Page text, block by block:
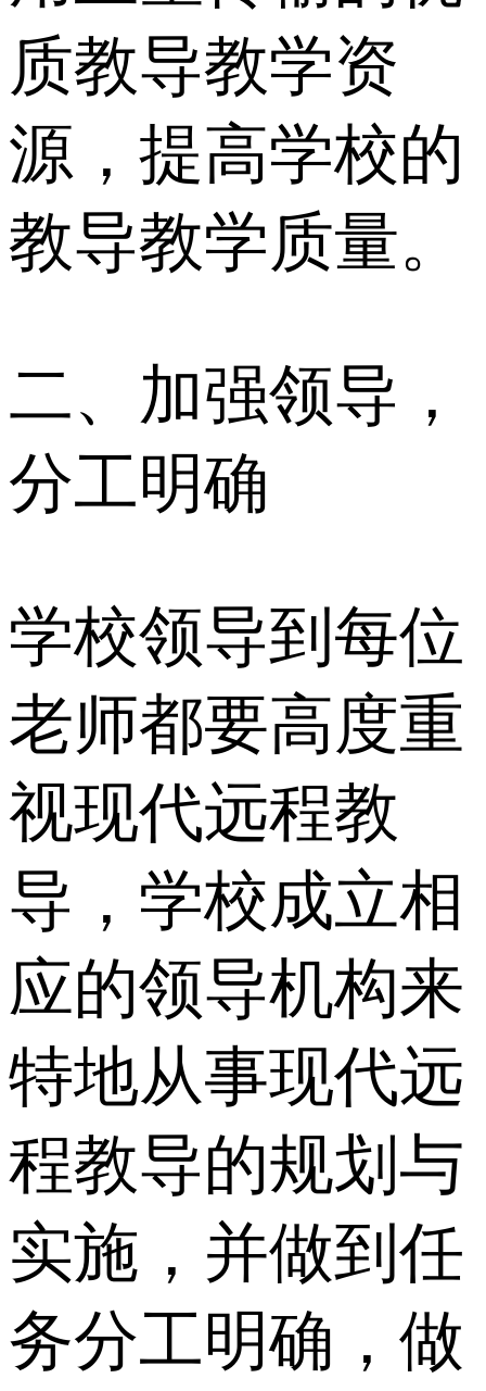
质教导教学资
源，提高学校的
教导教学质量。
二、加强领导，
分工明确
学校领导到每位
老师都要高度重
视现代远程教
导，学校成立相
应的领导机构来
特地从事现代远
程教导的规划与
实施，并做到任
务分工明确，做